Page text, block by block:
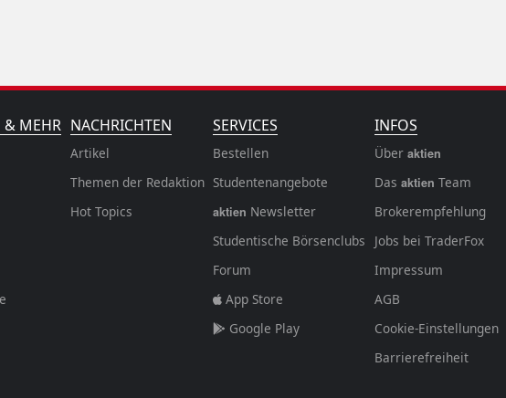
& MEHR NACHRICHTEN
Artikel
Themen der Redaktion
Hot Topics
SERVICES
Bestellen
Studentenangebote
aktien Newsletter
Studentische Börsenclubs
Forum
App Store
Google Play
INFOS
Über aktien
Das aktien Team
Brokerempfehlung
Jobs bei TraderFox
Impressum
AGB
Cookie-Einstellungen
Barrierefreiheit